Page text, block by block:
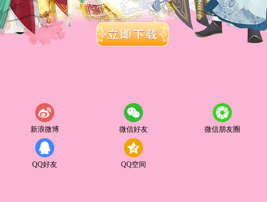
新浪微博 微信好友 微信朋友圈
QQ好友 QQ空间